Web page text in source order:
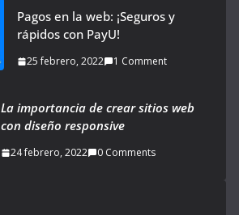
Pagos en la web: ¡Seguros y
rápidos con PayU!
25 febrero, 2022 1 Comment
La importancia de crear sitios web
con diseño responsive
24 febrero, 2022 0 Comments